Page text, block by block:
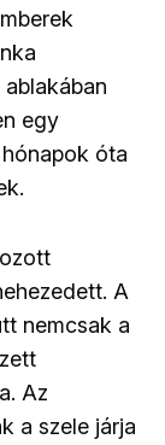
egy
óta
A
nemcsak a
Az
a szele járja